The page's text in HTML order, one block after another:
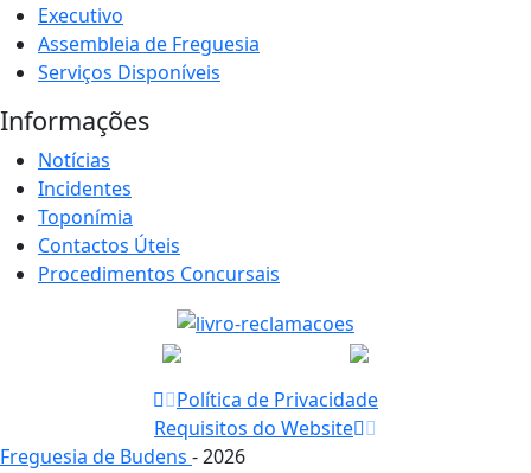
Executivo
Assembleia de Freguesia
Serviços Disponíveis
Informações
Notícias
Incidentes
Toponímia
Contactos Úteis
Procedimentos Concursais
Política de Privacidade
Requisitos do Website
Freguesia de Budens - 2026